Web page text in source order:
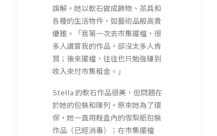
誤解。她以軟石做成飾物、茶具和
各種的生活物件，如藝術品般高貴
優雅。「我第一次去市集擺檔，很
多人讚賞我的作品，卻沒太多人肯
買；後來擺檔，往往也只勉強賺到
收入來付市集租金。」
Stella 的軟石作品很美，但問題在
於她的包裝和陳列。原來她為了環
保，她一直用鞋盒內的雪梨紙包裝
作品（已經消毒）；在市集擺檔